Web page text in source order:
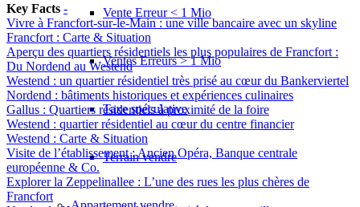
Vente Erreur < 1 Mio
Ventes Erreurs > 1 Mio
Taxe spéculative
Terrain vendre
Key Facts -
Vivre à Francfort-sur-le-Main : une ville bancaire avec un skyline
Francfort : Carte & Situation
Aperçu des quartiers résidentiels les plus populaires de Francfort :
Du Nordend au Westend
Westend : un quartier résidentiel très prisé au cœur du Bankerviertel
Nordend : bâtiments historiques et expériences culinaires
Gallus : Quartiers résidentiels à proximité de la foire
Westend : quartier résidentiel au cœur du centre financier
Westend : Carte & Situation
Visite de l’établissement : Ancien Opéra, Banque centrale
européenne & Co.
Explorer la Zeppelinallee : L’une des rues les plus chères de
Francfort